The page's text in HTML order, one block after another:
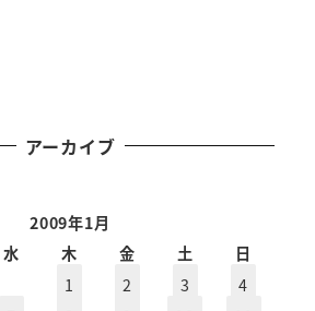
アーカイブ
2009年1月
水 木 金 土
日
1
2 3
4